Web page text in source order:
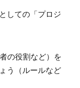
しての「プロジ
の役割など）を
う（ルールなど